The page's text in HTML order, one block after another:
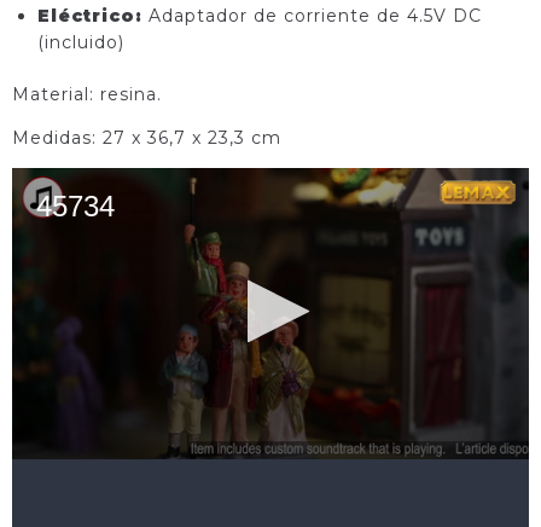
Eléctrico: Adaptador de corriente de 4.5V DC
(incluido)
Material: resina.
Medidas: 27 x 36,7 x 23,3 cm